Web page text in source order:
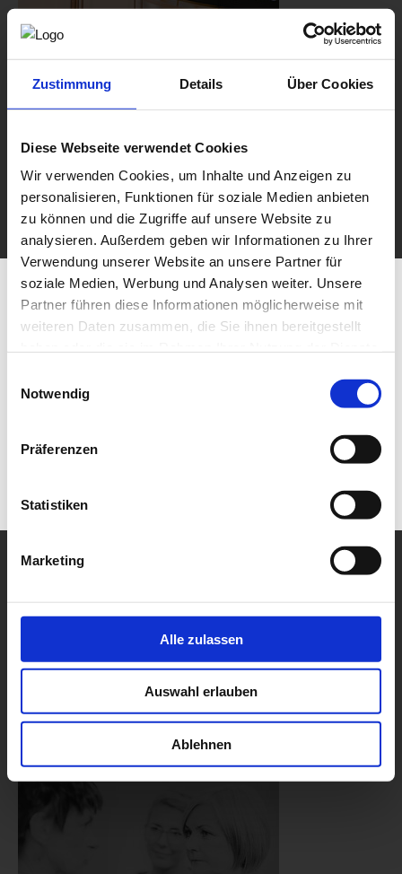
Zustimmung Details Über Cookies
Diese Webseite verwendet Cookies
Wir verwenden Cookies, um Inhalte und Anzeigen zu
personalisieren, Funktionen für soziale Medien anbieten
zu können und die Zugriffe auf unsere Website zu
analysieren. Außerdem geben wir Informationen zu Ihrer
Verwendung unserer Website an unsere Partner für
soziale Medien, Werbung und Analysen weiter. Unsere
Partner führen diese Informationen möglicherweise mit
weiteren Daten zusammen, die Sie ihnen bereitgestellt
Notwendig
Präferenzen
Statistiken
Marketing
Alle zulassen
Auswahl erlauben
Ablehnen